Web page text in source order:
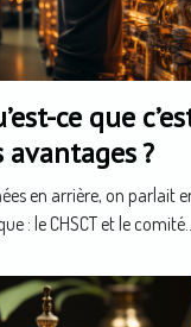
ce que
avantages ?
en arrière, on parlait
: le CHSCT et le comité...